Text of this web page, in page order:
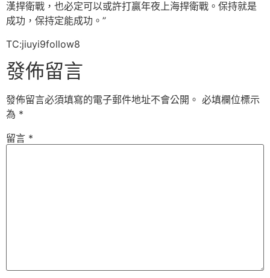
漢捍衛戰，也必定可以或許打贏年夜上海捍衛戰。保持就是
成功，保持定能成功。”
TC:jiuyi9follow8
發佈留言
發佈留言必須填寫的電子郵件地址不會公開。 必填欄位標示
為 *
留言 *